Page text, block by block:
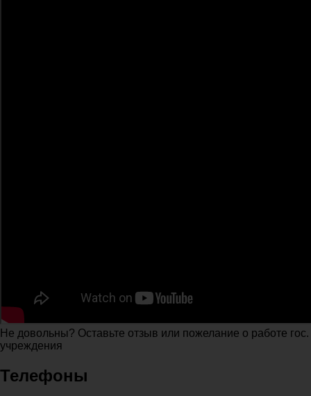
Не довольны? Оставьте отзыв или пожелание о работе гос.
учреждения
Телефоны